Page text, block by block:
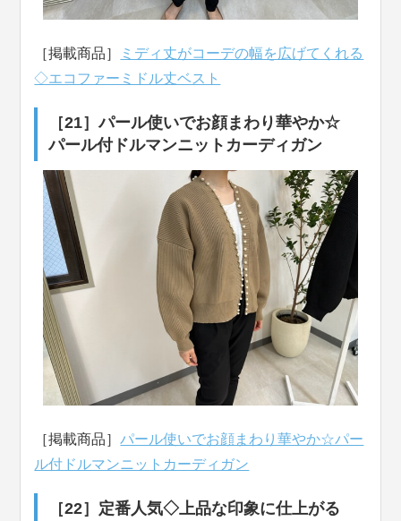
［掲載商品］
ミディ丈がコーデの幅を広げてくれる
◇エコファーミドル丈ベスト
［21］パール使いでお顔まわり華やか☆
パール付ドルマンニットカーディガン
［掲載商品］パール使いでお顔まわり華やか☆パー
ル付ドルマンニットカーディガン
［22］定番人気◇上品な印象に仕上がる